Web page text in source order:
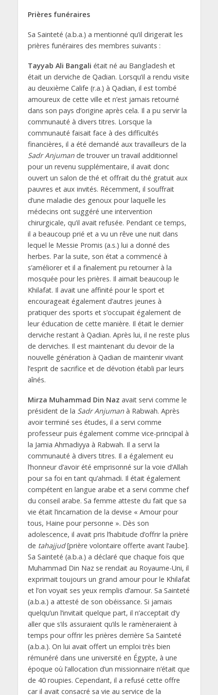
Prières funéraires
Sa Sainteté (a.b.a.) a mentionné qu’il dirigerait les
prières funéraires des membres suivants :
Tayyab Ali Bangali était né au Bangladesh et
était un derviche de Qadian. Lorsqu’il a rendu visite
au deuxième Calife (r.a.) à Qadian, il est tombé
amoureux de cette ville et n’est jamais retourné
dans son pays d’origine après cela. Il a pu servir la
communauté à divers titres. Lorsque la
communauté faisait face à des difficultés
financières, il a été demandé aux travailleurs de la
Sadr Anjumande trouver un travail additionnel
pour un revenu supplémentaire, il avait donc
ouvert un salon de thé et offrait du thé gratuit aux
pauvres et aux invités. Récemment, il souffrait
d’une maladie des genoux pour laquelle les
médecins ont suggéré une intervention
chirurgicale, qu’il avait refusée. Pendant ce temps,
il a beaucoup prié et a vu un rêve une nuit dans
lequel le Messie Promis (a.s.) lui a donné des
herbes. Par la suite, son état a commencé à
s’améliorer et il a finalement pu retourner à la
mosquée pour les prières. Il aimait beaucoup le
Khilafat. Il avait une affinité pour le sport et
encourageait également d’autres jeunes à
pratiquer des sports et s’occupait également de
leur éducation de cette manière. Il était le dernier
derviche restant à Qadian. Après lui, il ne reste plus
de derviches. Il est maintenant du devoir de la
nouvelle génération à Qadian de maintenir vivant
l’esprit de sacrifice et de dévotion établi par leurs
aînés.
Mirza Muhammad Din Naz avait servi comme le
président de la Sadr Anjumanà Rabwah. Après
avoir terminé ses études, il a servi comme
professeur puis également comme vice-principal à
la Jamia Ahmadiyya à Rabwah. Il a servi la
communauté à divers titres. Il a également eu
l’honneur d’avoir été emprisonné sur la voie d’Allah
pour sa foi en tant qu’ahmadi. Il était également
compétent en langue arabe et a servi comme chef
du conseil arabe. Sa femme atteste du fait que sa
vie était l’incarnation de la devise « Amour pour
tous, Haine pour personne ». Dès son
adolescence, il avait pris l’habitude d’offrir la prière
de tahajjud[prière volontaire offerte avant l’aube].
Sa Sainteté (a.b.a.) a déclaré que chaque fois que
Muhammad Din Naz se rendait au Royaume-Uni, il
exprimait toujours un grand amour pour le Khilafat
et l’on voyait ses yeux remplis d’amour. Sa Sainteté
(a.b.a.) a attesté de son obéissance. Si jamais
quelqu’un l’invitait quelque part, il n’acceptait d’y
aller que s’ils assuraient qu’ils le ramèneraient à
temps pour offrir les prières derrière Sa Sainteté
(a.b.a.). On lui avait offert un emploi très bien
rémunéré dans une université en Égypte, à une
époque où l’allocation d’un missionnaire n’était que
de 40 roupies. Cependant, il a refusé cette offre
car il avait consacré sa vie au service de la